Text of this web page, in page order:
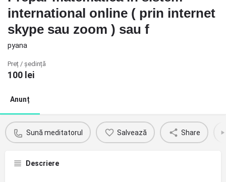
international online ( prin internet
skype sau zoom ) sau f
pyana
Preț / ședință
100 lei
Anunț
Sună meditatorul Salvează Share
Descriere